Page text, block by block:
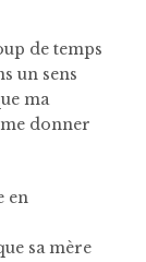
de temps
un sens
ma
donner
en
sa mère